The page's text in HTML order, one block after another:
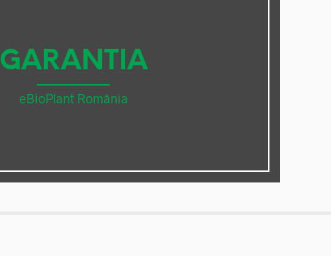
GARANTIA
eBioPlant România